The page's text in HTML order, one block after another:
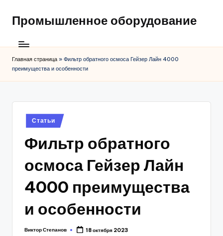
Промышленное оборудование
Главная страница » Фильтр обратного осмоса Гейзер Лайн 4000
преимущества и особенности
Posted
in
Статьи
Фильтр обратного
осмоса Гейзер Лайн
4000 преимущества
и особенности
Posted
Виктор Степанов 18 октября 2023